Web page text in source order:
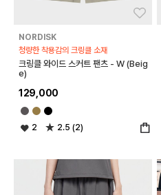
NORDISK
청량한 착용감의 크링클 소재
크링클 와이드 스커트 팬츠 - W (Beig
e)
129,000
2 2.5 (2)